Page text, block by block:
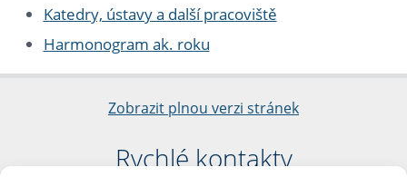
Katedry, ústavy a další pracoviště
Harmonogram ak. roku
Zobrazit plnou verzi stránek
Rychlé kontakty